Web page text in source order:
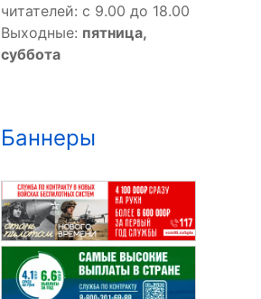
читателей: с 9.00 до 18.00
Выходные: пятница,
суббота
Баннеры